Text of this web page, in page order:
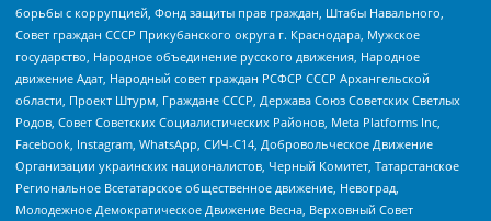
борьбы с коррупцией, Фонд защиты прав граждан, Штабы Навального,
Совет граждан СССР Прикубанского округа г. Краснодара, Мужское
государство, Народное объединение русского движения, Народное
движение Адат, Народный совет граждан РСФСР СССР Архангельской
области, Проект Штурм, Граждане СССР, Держава Союз Советских Светлых
Родов, Совет Советских Социалистических Районов, Meta Platforms Inc,
Facebook, Instagram, WhatsApp, СИЧ-С14, Добровольческое Движение
Организации украинских националистов, Черный Комитет, Татарстанское
Региональное Всетатарское общественное движение, Невоград,
Молодежное Демократическое Движение Весна, Верховный Совет